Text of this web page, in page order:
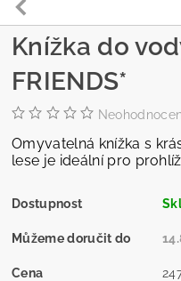
Knížka do
FRIENDS*
Omyvatelná knížka s
lese je ideální pro
Dostupnost
Můžeme doručit do
Cena